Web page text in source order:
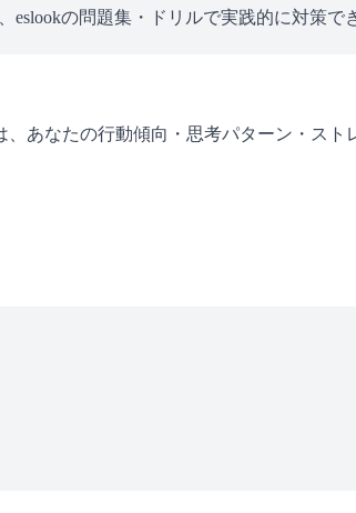
の問題集・ドリルで実践的に対策で
あなたの行動傾向・思考パターン・スト